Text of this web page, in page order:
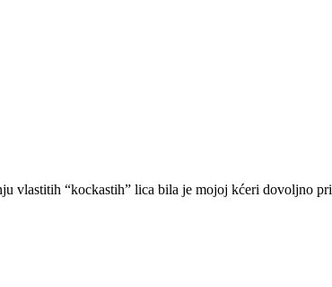
vlastitih “kockastih” lica bila je mojoj kćeri dovoljno